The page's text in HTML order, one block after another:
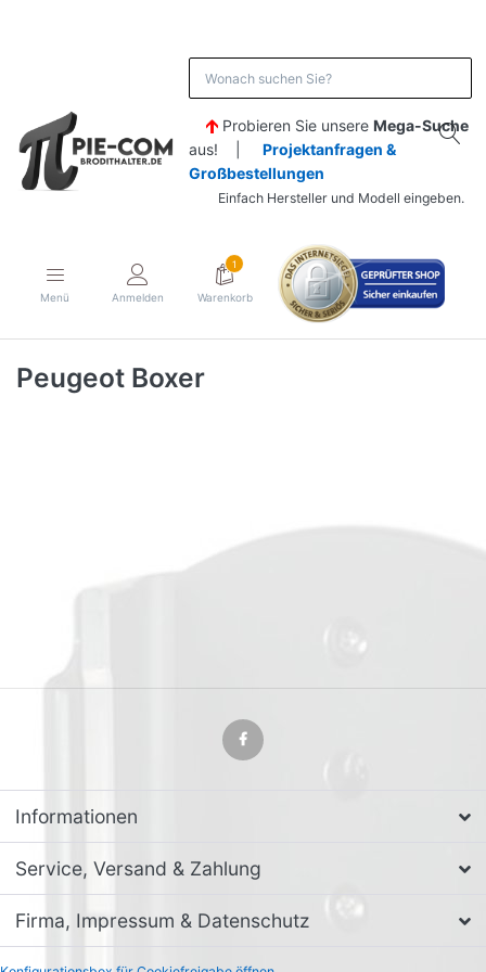
Probieren Sie unsere Mega-Suche
aus! | Projektanfragen &
Großbestellungen
Einfach Hersteller und Modell eingeben.
Menü Anmelden
1
Warenkorb
Peugeot Boxer
Informationen
Service, Versand & Zahlung
Firma, Impressum & Datenschutz